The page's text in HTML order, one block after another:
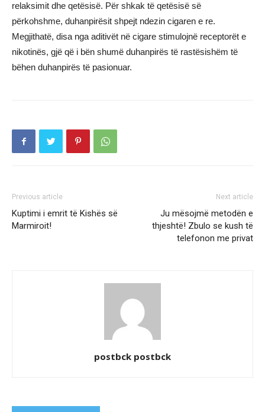
relaksimit dhe qetësisë. Për shkak të qetësisë së
përkohshme, duhanpirësit shpejt ndezin cigaren e re.
Megjithatë, disa nga aditivët në cigare stimulojnë receptorët e
nikotinës, gjë që i bën shumë duhanpirës të rastësishëm të
bëhen duhanpirës të pasionuar.
Previous article
Kuptimi i emrit të Kishës së
Marmiroit!
Next article
Ju mësojmë metodën e
thjeshtë! Zbulo se kush të
telefonon me privat
postbck postbck